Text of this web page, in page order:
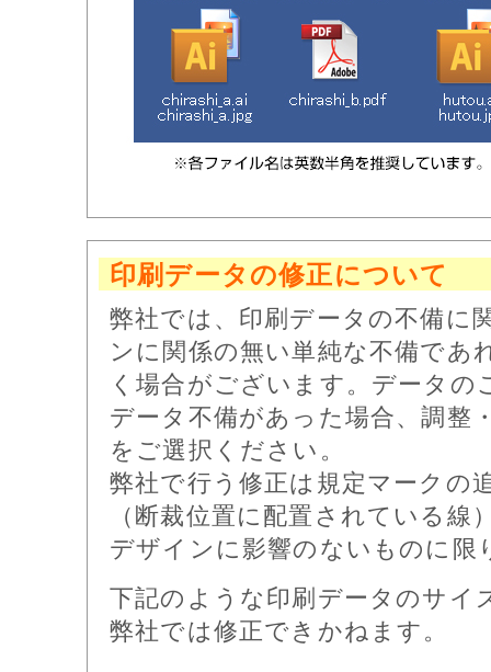
印刷データの修正について
弊社では、印刷データの不備に
ンに関係の無い単純な不備であ
く場合がございます。データの
データ不備があった場合、調整
をご選択ください。
弊社で行う修正は規定マークの
（断裁位置に配置されている線
デザインに影響のないものに限
下記のような印刷データのサイ
弊社では修正できかねます。